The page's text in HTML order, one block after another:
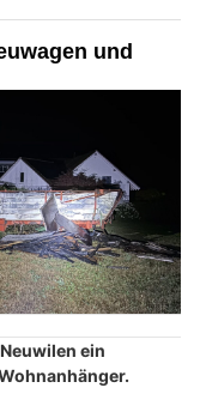
und
ein